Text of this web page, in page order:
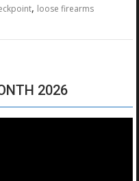
, loose firearms
2026